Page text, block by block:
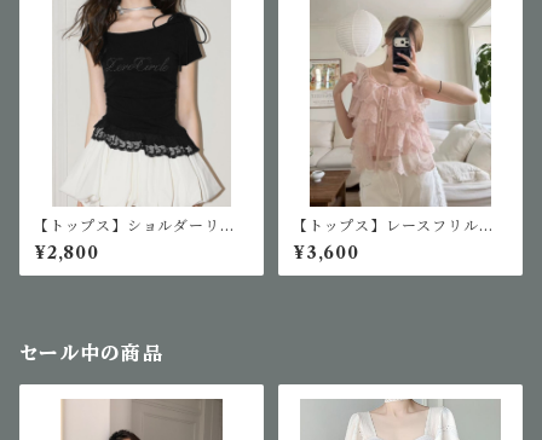
【トップス】ショルダーリボ
ンオフショルTシャツ
¥2,800
【トップス】レースフリル半
袖ブラウス
¥3,600
セール中の商品